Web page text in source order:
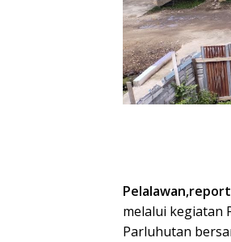
melalui kegiatan
Parluhutan